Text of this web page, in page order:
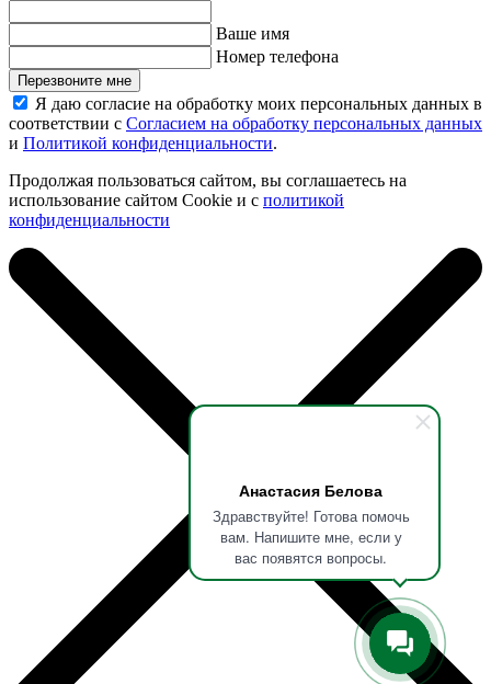
Анастасия Белова
Здравствуйте! Готова помочь
вам. Напишите мне, если у
вас появятся вопросы.
Ваше имя
Номер телефона
Перезвоните мне
Я даю согласие на обработку моих персональных данных в
соответствии с Согласием на обработку персональных данных
и Политикой конфиденциальности.
Продолжая пользоваться сайтом, вы соглашаетесь на
использование сайтом Cookie и с политикой
конфиденциальности